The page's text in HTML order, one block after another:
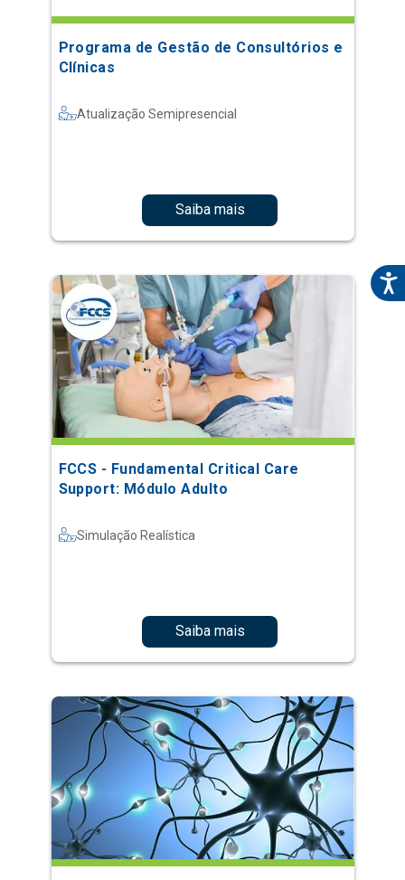
Programa de Gestão de Consultórios e
Clínicas
Atualização Semipresencial
Saiba mais
FCCS - Fundamental Critical Care
Support: Módulo Adulto
Simulação Realística
Saiba mais